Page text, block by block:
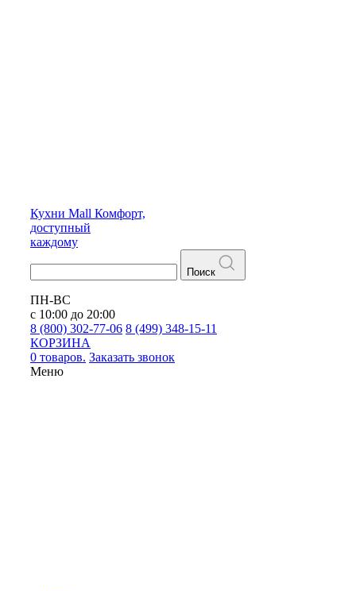
Кухни Mall Комфорт,
доступный
каждому
Поиск
ПН-ВС
с 10:00 до 20:00
8 (800) 302-77-06 8 (499) 348-15-11
КОРЗИНА
0 товаров. Заказать звонок
Меню